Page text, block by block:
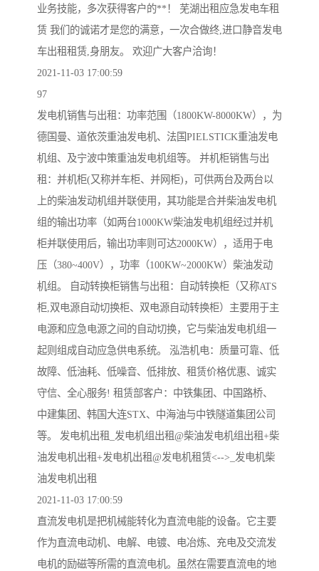
业务技能，多次获得客户的**！ 芜湖出租应急发电车租
赁 我们的诚诺才是您的满意，一次合做终,进口静音发电
车出租租赁,身朋友。 欢迎广大客户洽询！
2021-11-03 17:00:59
97
发电机销售与出租：功率范围（1800KW-8000KW），为
德国曼、道依茨重油发电机、法国PIELSTICK重油发电
机组、及宁波中策重油发电机组等。 并机柜销售与出
租：并机柜(又称并车柜、并网柜)，可供两台及两台以
上的柴油发动机组并联使用，其功能是合并柴油发电机
组的输出功率（如两台1000KW柴油发电机组经过并机
柜并联使用后，输出功率则可达2000KW），适用于电
压（380~400V），功率（100KW~2000KW）柴油发动
机组。 自动转换柜销售与出租：自动转换柜（又称ATS
柜,双电源自动切换柜、双电源自动转换柜）主要用于主
电源和应急电源之间的自动切换，它与柴油发电机组一
起则组成自动应急供电系统。 泓浩机电：质量可靠、低
故障、低油耗、低噪音、低排放、租赁价格优惠、诚实
守信、全心服务! 租赁部客户：中铁集团、中国路桥、
中建集团、韩国大连STX、中海油与中铁隧道集团公司
等。 发电机出租_发电机组出租@柴油发电机组出租+柴
油发电机出租+发电机出租@发电机租赁<-->_发电机柴
油发电机出租
2021-11-03 17:00:59
直流发电机是把机械能转化为直流电能的设备。它主要
作为直流电动机、电解、电镀、电冶炼、充电及交流发
电机的励磁等所需的直流电机。虽然在需要直流电的地